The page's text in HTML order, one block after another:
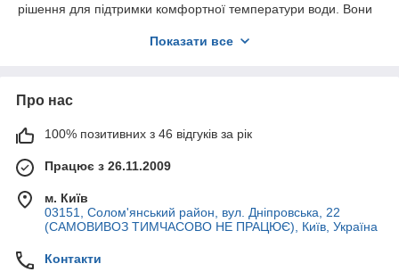
рішення для підтримки комфортної температури води. Вони
дозволяючи використовувати басейн у будь-яку пору року. У
Принципи роботи електронагрівачів
Електронагрівачі перетворять електричну енергію на тепло
за допомогою опору, створюваного при проходженні струму
через елементи обігріву. Ці елементи можуть бути
виготовлені з різних матеріалів, таких як нержавіюча сталь
або титан. Процес обігріву здійснюється наступним чином:
Електричний струм проходить через елементи
обігріву, які мають високий опір.
Елементи обігріву виділяють тепло за рахунок опору
Показати все
Про нас
100% позитивних з 46 відгуків за рік
Працює з 26.11.2009
м. Київ
03151, Солом'янський район, вул. Дніпровська, 22
(САМОВИВОЗ ТИМЧАСОВО НЕ ПРАЦЮЄ), Київ, Україна
Контакти